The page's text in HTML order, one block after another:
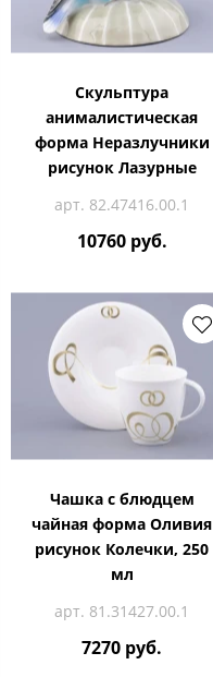
Скульптура
анималистическая
форма Неразлучники
рисунок Лазурные
арт. 82.47416.00.1
10760 руб.
Чашка с блюдцем
чайная форма Оливия
рисунок Колечки, 250
мл
арт. 81.31427.00.1
7270 руб.